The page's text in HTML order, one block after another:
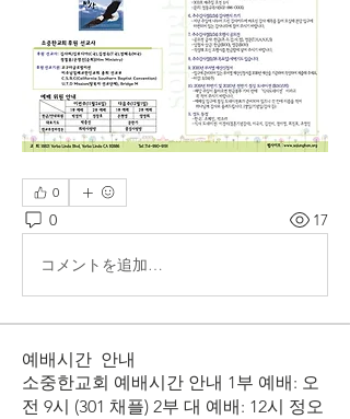
0
0 17
コメントを追加…
예배시간 안내
​소중한교회 예배시간 안내 1부 예배: 오
전 9시 (301 채플) 2부 대 예배: 12시 정오